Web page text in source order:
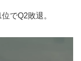
でQ2敗退。